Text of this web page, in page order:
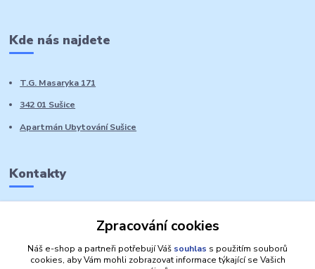
Kde nás najdete
T.G. Masaryka 171
342 01 Sušice
Apartmán Ubytování Sušice
Kontakty
Zpracování cookies
Náš e-shop a partneři potřebují Váš souhlas s použitím souborů
cookies, aby Vám mohli zobrazovat informace týkající se Vašich